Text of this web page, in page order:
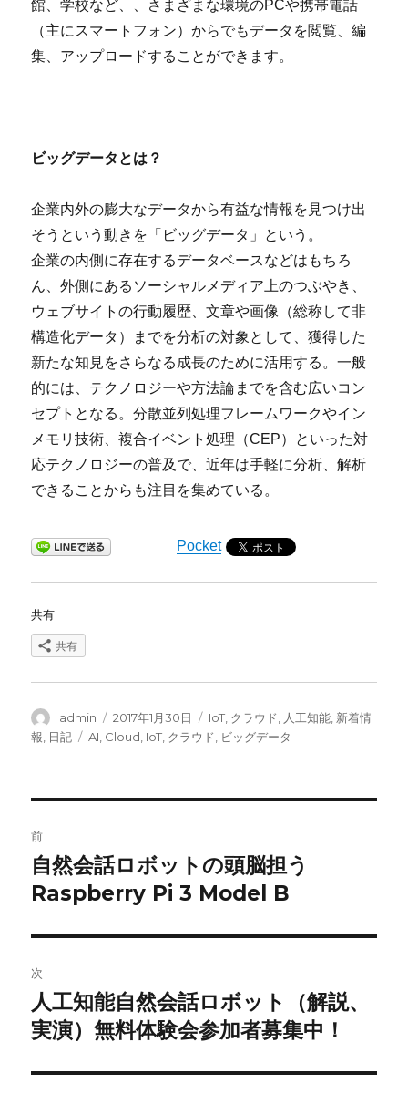
館、学校など、、さまざまな環境のPCや携帯電話
（主にスマートフォン）からでもデータを閲覧、編
集、アップロードすることができます。
ビッグデータとは？
企業内外の膨大なデータから有益な情報を見つけ出
そうという動きを「ビッグデータ」という。
企業の内側に存在するデータベースなどはもちろ
ん、外側にあるソーシャルメディア上のつぶやき、
ウェブサイトの行動履歴、文章や画像（総称して非
構造化データ）までを分析の対象として、獲得した
新たな知見をさらなる成長のために活用する。一般
的には、テクノロジーや方法論までを含む広いコン
セプトとなる。分散並列処理フレームワークやイン
メモリ技術、複合イベント処理（CEP）といった対
応テクノロジーの普及で、近年は手軽に分析、解析
できることからも注目を集めている。
Pocket
共有:
共有
投
稿
admin
投
稿
2017年1月30日
カ
テ
IoT クラウド 人工知能 新着情
報 日記
タ
AI Cloud IoT クラウド ビッグデータ
稿
ナ
ビ
ゲ
ー
シ
前
前
の
稿:
自然会話ロボットの頭脳担う
Raspberry Pi 3 Model B
次
次
の
稿:
人工知能自然会話ロボット（解説、
実演）無料体験会参加者募集中！